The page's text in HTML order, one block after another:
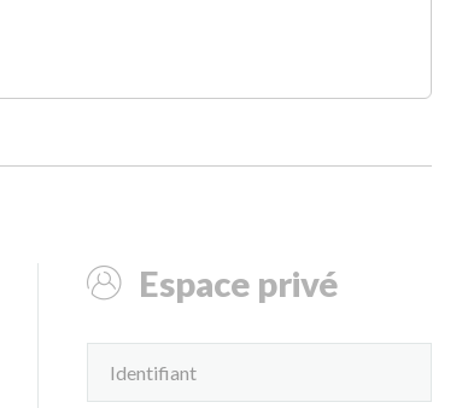
Espace privé